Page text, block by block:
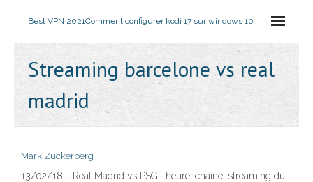
Best VPN 2021Comment configurer kodi 17 sur windows 10
Streaming barcelone vs real
madrid
Mark Zuckerberg
13/02/18 - Real Madrid vs PSG : heure, chaîne, streaming du